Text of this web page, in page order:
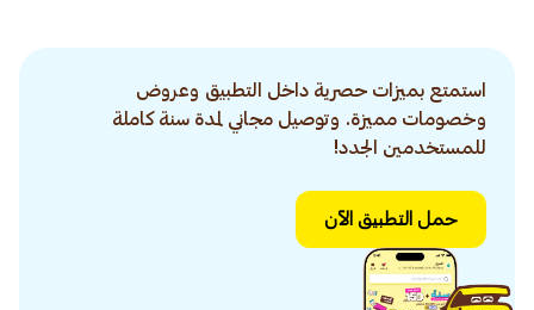
استمتع بميزات حصرية داخل التطبيق وعروض
وخصومات مميزة. وتوصيل مجاني لمدة سنة كاملة
للمستخدمين الجدد!
حمل التطبيق الآن